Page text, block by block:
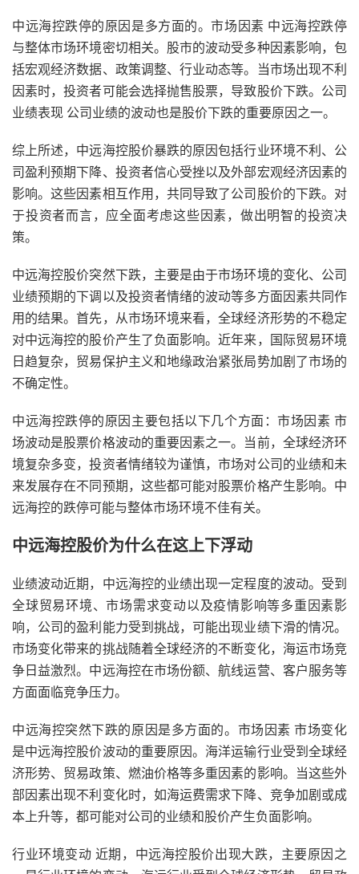
中远海控跌停的原因是多方面的。市场因素 中远海控跌停
与整体市场环境密切相关。股市的波动受多种因素影响，包
括宏观经济数据、政策调整、行业动态等。当市场出现不利
因素时，投资者可能会选择抛售股票，导致股价下跌。公司
业绩表现 公司业绩的波动也是股价下跌的重要原因之一。
综上所述，中远海控股价暴跌的原因包括行业环境不利、公
司盈利预期下降、投资者信心受挫以及外部宏观经济因素的
影响。这些因素相互作用，共同导致了公司股价的下跌。对
于投资者而言，应全面考虑这些因素，做出明智的投资决
策。
中远海控股价突然下跌，主要是由于市场环境的变化、公司
业绩预期的下调以及投资者情绪的波动等多方面因素共同作
用的结果。首先，从市场环境来看，全球经济形势的不稳定
对中远海控的股价产生了负面影响。近年来，国际贸易环境
日趋复杂，贸易保护主义和地缘政治紧张局势加剧了市场的
不确定性。
中远海控跌停的原因主要包括以下几个方面：市场因素 市
场波动是股票价格波动的重要因素之一。当前，全球经济环
境复杂多变，投资者情绪较为谨慎，市场对公司的业绩和未
来发展存在不同预期，这些都可能对股票价格产生影响。中
远海控的跌停可能与整体市场环境不佳有关。
中远海控股价为什么在这上下浮动
业绩波动近期，中远海控的业绩出现一定程度的波动。受到
全球贸易环境、市场需求变动以及疫情影响等多重因素影
响，公司的盈利能力受到挑战，可能出现业绩下滑的情况。
市场变化带来的挑战随着全球经济的不断变化，海运市场竞
争日益激烈。中远海控在市场份额、航线运营、客户服务等
方面面临竞争压力。
中远海控突然下跌的原因是多方面的。市场因素 市场变化
是中远海控股价波动的重要原因。海洋运输行业受到全球经
济形势、贸易政策、燃油价格等多重因素的影响。当这些外
部因素出现不利变化时，如海运费需求下降、竞争加剧或成
本上升等，都可能对公司的业绩和股价产生负面影响。
行业环境变动 近期，中远海控股价出现大跌，主要原因之